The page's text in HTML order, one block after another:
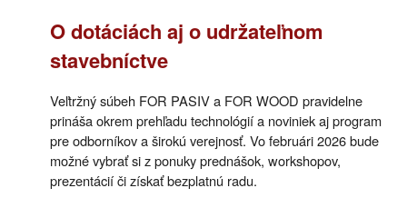
O dotáciách aj o udržateľnom
stavebníctve
Veľtržný súbeh FOR PASIV a FOR WOOD pravidelne
prináša okrem prehľadu technológií a noviniek aj program
pre odborníkov a širokú verejnosť. Vo februári 2026 bude
možné vybrať si z ponuky prednášok, workshopov,
prezentácií či získať bezplatnú radu.